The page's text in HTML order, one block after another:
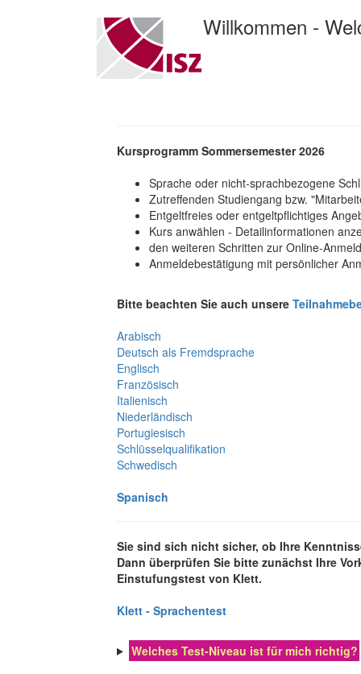
Willkommen -
Kursprogramm Sommersemester 2026
Sprache oder nicht-sprachbezogene
Zutreffenden Studiengang bzw.
Entgeltfreies oder entgeltpflichtiges
Kurs anwählen - Detailinformationen
den weiteren Schritten zur Online-
Anmeldebestätigung mit persönlicher
Bitte beachten Sie auch unsere
Arabisch
Deutsch als Fremdsprache
Englisch
Französisch
Italienisch
Niederländisch
Portugiesisch
Schlüsselqualifikation
Schwedisch
Spanisch
Sie sind sich nicht sicher, ob Ihre
Dann überprüfen Sie bitte zunächst Ihre
Einstufungstest von Klett.
Klett - Sprachentest
Welches Test-Niveau ist für mich richtig?